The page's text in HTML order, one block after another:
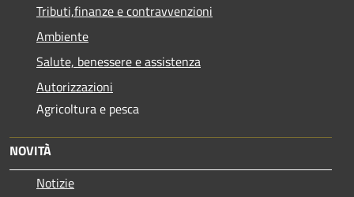
Tributi,finanze e contravvenzioni
Ambiente
Salute, benessere e assistenza
Autorizzazioni
Agricoltura e pesca
NOVITÀ
Notizie